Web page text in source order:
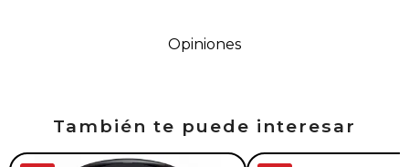
Opiniones
También te puede interesar